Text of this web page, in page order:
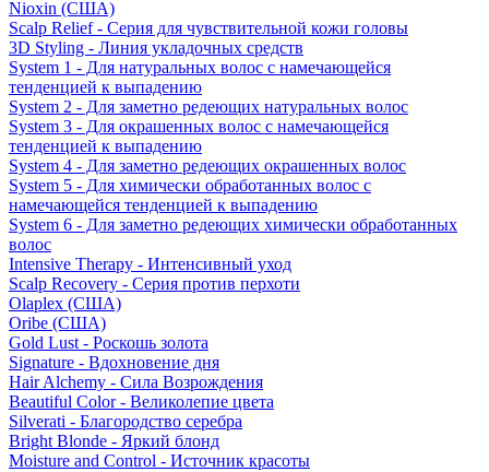
Nioxin (США)
Scalp Relief - Серия для чувствительной кожи головы
3D Styling - Линия укладочных средств
System 1 - Для натуральных волос с намечающейся
тенденцией к выпадению
System 2 - Для заметно редеющих натуральных волос
System 3 - Для окрашенных волос с намечающейся
тенденцией к выпадению
System 4 - Для заметно редеющих окрашенных волос
System 5 - Для химически обработанных волос с
намечающейся тенденцией к выпадению
System 6 - Для заметно редеющих химически обработанных
волос
Intensive Therapy - Интенсивный уход
Scalp Recovery - Серия против перхоти
Olaplex (США)
Oribe (США)
Gold Lust - Роскошь золота
Signature - Вдохновение дня
Hair Alchemy - Сила Возрождения
Beautiful Color - Великолепие цвета
Silverati - Благородство серебра
Bright Blonde - Яркий блонд
Moisture and Control - Источник красоты